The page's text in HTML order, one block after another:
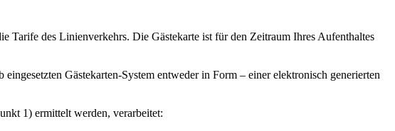
Tarife des Linienverkehrs. Die Gästekarte ist für den Zeitraum Ihres Aufenthaltes
Gästekarten-System entweder in Form – einer elektronisch generierten
1) ermittelt werden, verarbeitet: